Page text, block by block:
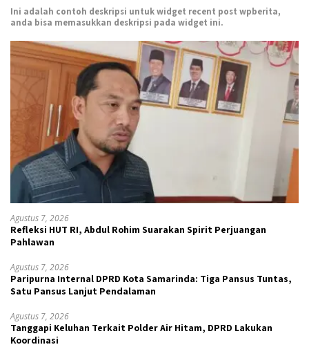
Ini adalah contoh deskripsi untuk widget recent post wpberita,
anda bisa memasukkan deskripsi pada widget ini.
Agustus 7, 2026
Refleksi HUT RI, Abdul Rohim Suarakan Spirit Perjuangan
Pahlawan
Agustus 7, 2026
Paripurna Internal DPRD Kota Samarinda: Tiga Pansus Tuntas,
Satu Pansus Lanjut Pendalaman
Agustus 7, 2026
Tanggapi Keluhan Terkait Polder Air Hitam, DPRD Lakukan
Koordinasi